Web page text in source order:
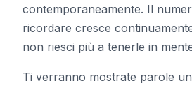
Tracciamento degli
Hand-Eye Coordination
contemporaneamente. Il
ricordare cresce
non riesci più a tenerle in
Ti verranno mostrate parole